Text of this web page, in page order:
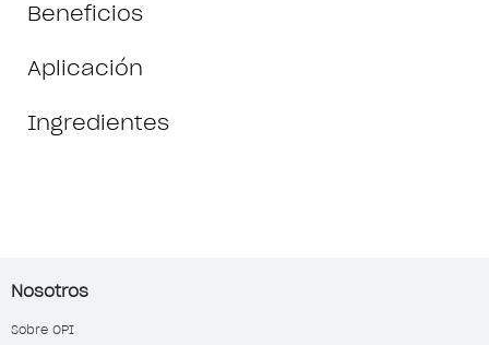
Beneficios
Aplicación
Ingredientes
Nosotros
Sobre OPI